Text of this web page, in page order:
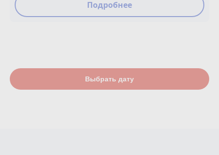
Подробнее
Выбрать дату